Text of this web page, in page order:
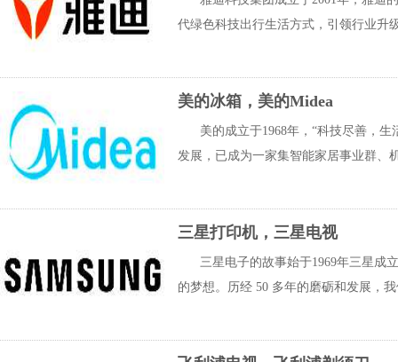
代绿色科技出行生活方式，引领行业升
美的冰箱，美的Midea
美的成立于1968年，“科技尽善，
发展，已成为一家集智能家居事业群、
三星打印机，三星电视
三星电子的故事始于1969年三星成
的梦想。历经 50 多年的磨砺和发展，